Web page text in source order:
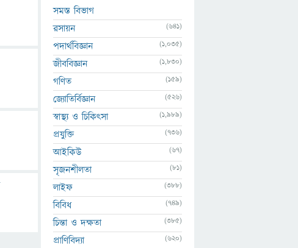
সমস্ত বিভাগ
রসায়ন
(641)
পদার্থবিজ্ঞান (1,035)
জীববিজ্ঞান (1,830)
গণিত (159)
জ্যোতির্বিজ্ঞান (526)
স্বাস্থ্য ও চিকিৎসা (1,989)
প্রযুক্তি (736)
আইকিউ (67)
সৃজনশীলতা (81)
লাইফ (388)
বিবিধ (749)
চিন্তা ও দক্ষতা (385)
প্রাণিবিদ্যা (620)